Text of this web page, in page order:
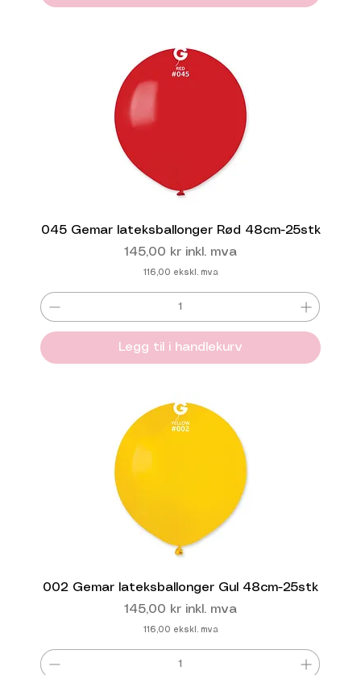
045 Gemar lateksballonger Rød 48cm-25stk
Pris
145,00 kr inkl. mva
116,00 ekskl. mva
Legg til i handlekurv
002 Gemar lateksballonger Gul 48cm-25stk
Pris
145,00 kr inkl. mva
116,00 ekskl. mva